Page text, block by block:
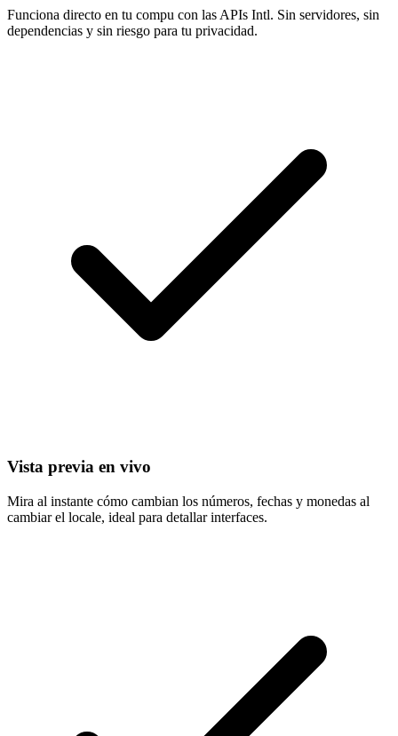
Funciona directo en tu compu con las APIs Intl. Sin servidores, sin
dependencias y sin riesgo para tu privacidad.
Vista previa en vivo
Mira al instante cómo cambian los números, fechas y monedas al
cambiar el locale, ideal para detallar interfaces.